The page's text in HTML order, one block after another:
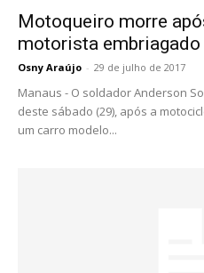
Motoqueiro morre
motorista embriagado
Osny Araújo - 29 de julho de 2017
Manaus - O soldador Anderson
deste sábado (29), após a
um carro modelo...